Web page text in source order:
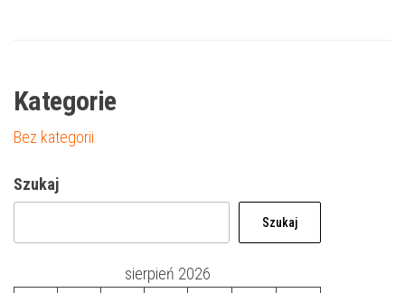
Kategorie
Bez kategorii
Szukaj
Szukaj
sierpień 2026